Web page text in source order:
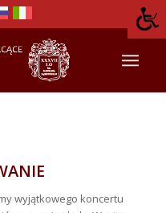
wyjątkowego koncertu